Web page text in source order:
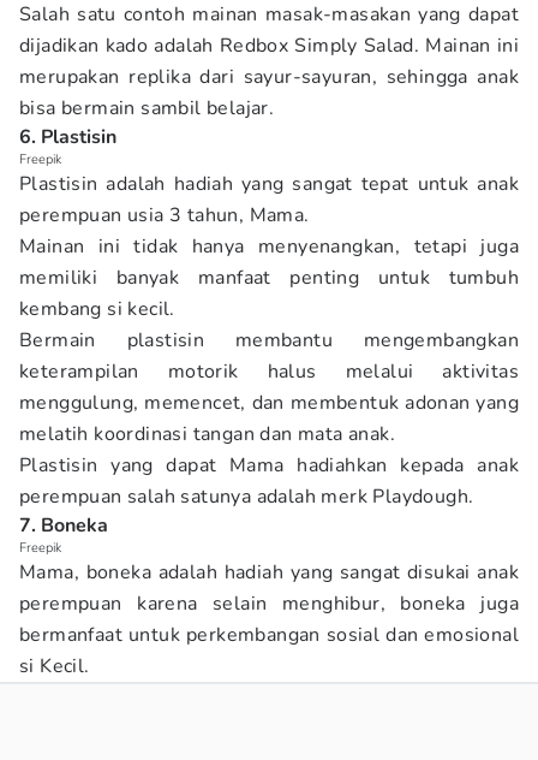
Salah satu contoh mainan masak-masakan yang dapat
dijadikan kado adalah Redbox Simply Salad. Mainan ini
merupakan replika dari sayur-sayuran, sehingga anak
bisa bermain sambil belajar.
6. Plastisin
Freepik
Plastisin adalah hadiah yang sangat tepat untuk anak
perempuan usia 3 tahun, Mama.
Mainan ini tidak hanya menyenangkan, tetapi juga
memiliki banyak manfaat penting untuk tumbuh
kembang si kecil.
Bermain plastisin membantu mengembangkan
keterampilan motorik halus melalui aktivitas
menggulung, memencet, dan membentuk adonan yang
melatih koordinasi tangan dan mata anak.
Plastisin yang dapat Mama hadiahkan kepada anak
perempuan salah satunya adalah merk Playdough.
7. Boneka
Freepik
Mama, boneka adalah hadiah yang sangat disukai anak
perempuan karena selain menghibur, boneka juga
bermanfaat untuk perkembangan sosial dan emosional
si Kecil.